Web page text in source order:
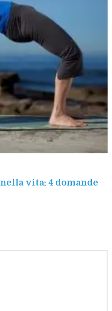
vita: 4 domande